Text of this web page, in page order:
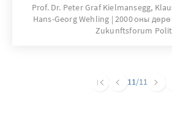
Prof. Dr. Peter Graf Kielmansegg,
Hans-Georg Wehling 2000 оны
Zukunftsforum
11/11